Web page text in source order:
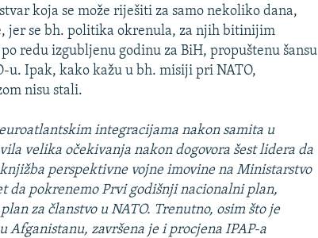
koja se može riješiti za samo nekoliko dana,
jer se bh. politika okrenula, za njih bitinijim
redu izgubljenu godinu za BiH, propuštenu šansu
u. Ipak, kako kažu u bh. misiji pri NATO,
nisu stali.
integracijama nakon samita u
velika očekivanja nakon dogovora šest lidera da
perspektivne vojne imovine na Ministarstvo
da pokrenemo Prvi godišnji nacionalni plan,
za članstvo u NATO. Trenutno, osim što je
Afganistanu, završena je i procjena IPAP-a